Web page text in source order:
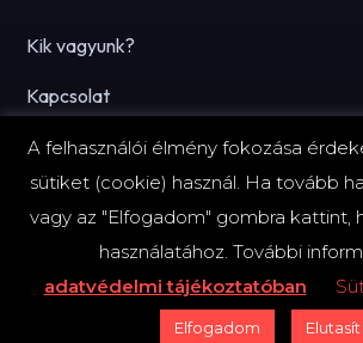
Kik vagyunk?
Kapcsolat
Hírlevél
© 2026 FinTechZone.hu - A FinTech Group Kft.
Adatvédelmi tájékoztató (PDF)
A felhasználói élmény fokozása
sütiket (cookie) használ. Ha tovább
vagy az "Elfogadom" gombra kattint,
használatához. További
adatvédelmi tájékoztatóban
Elfogadom Elutasít